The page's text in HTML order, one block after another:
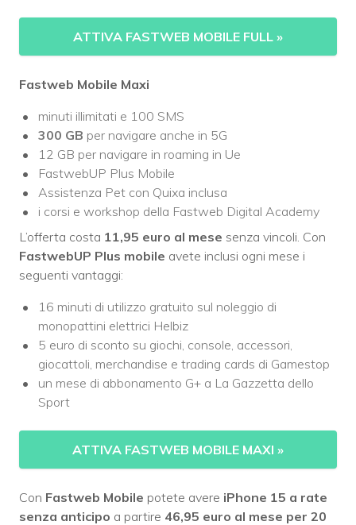
ATTIVA FASTWEB MOBILE FULL »
Fastweb Mobile Maxi
minuti illimitati e 100 SMS
300 GB per navigare anche in 5G
12 GB per navigare in roaming in Ue
FastwebUP Plus Mobile
Assistenza Pet con Quixa inclusa
i corsi e workshop della Fastweb Digital Academy
L’offerta costa 11,95 euro al mese senza vincoli. Con
FastwebUP Plus mobile avete inclusi ogni mese i
seguenti vantaggi:
16 minuti di utilizzo gratuito sul noleggio di
monopattini elettrici Helbiz
5 euro di sconto su giochi, console, accessori,
giocattoli, merchandise e trading cards di Gamestop
un mese di abbonamento G+ a La Gazzetta dello
Sport
ATTIVA FASTWEB MOBILE MAXI »
Con Fastweb Mobile potete avere iPhone 15 a rate
senza anticipo a partire 46,95 euro al mese per 20